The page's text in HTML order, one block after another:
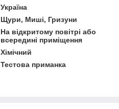
Україна
Щури, Миші, Гризуни
На відкритому повітрі або
всередині приміщення
Хімічний
Тестова приманка